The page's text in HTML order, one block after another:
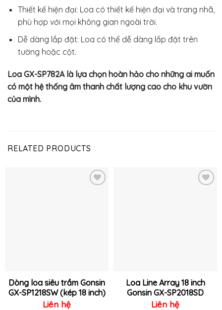
Thiết kế hiện đại: Loa có thiết kế hiện đại và trang nhã,
phù hợp với mọi không gian ngoài trời.
Dễ dàng lắp đặt: Loa có thể dễ dàng lắp đặt trên
tường hoặc cột.
Loa GX-SP782A là lựa chọn hoàn hảo cho những ai muốn
có một hệ thống âm thanh chất lượng cao cho khu vườn
của mình.
RELATED PRODUCTS
Dòng loa siêu trầm Gonsin
GX-SP1218SW (kép 18 inch)
Liên hệ
Loa Line Array 18 inch
Gonsin GX-SP2018SD
Liên hệ